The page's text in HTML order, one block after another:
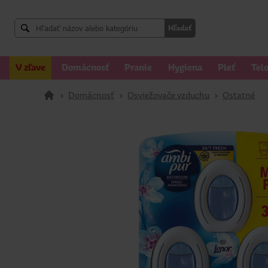
Hľadať
V zľave Domácnosť Pranie Hygiena Pleť Telo
> Domácnosť > Osviežovače vzduchu > Ostatné